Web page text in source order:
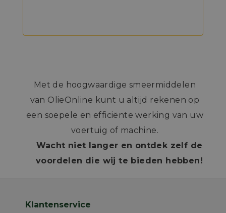
Met de hoogwaardige smeermiddelen
van OlieOnline kunt u altijd rekenen op
een soepele en efficiënte werking van uw
voertuig of machine.
Wacht niet langer en ontdek zelf de
voordelen die wij te bieden hebben!
Klantenservice